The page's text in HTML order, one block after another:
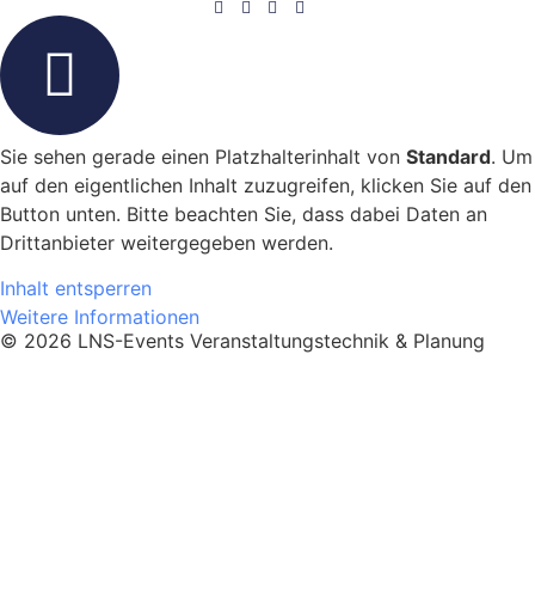
Sie sehen gerade einen Platzhalterinhalt von Standard. Um
auf den eigentlichen Inhalt zuzugreifen, klicken Sie auf den
Button unten. Bitte beachten Sie, dass dabei Daten an
Drittanbieter weitergegeben werden.
Inhalt entsperren
Weitere Informationen
© 2026 LNS-Events Veranstaltungstechnik & Planung